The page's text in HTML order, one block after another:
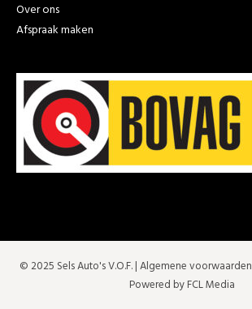
Over ons
Afspraak maken
© 2025 Sels Auto's V.O.F. |Algemene voorwaarden
Powered by FCL Media